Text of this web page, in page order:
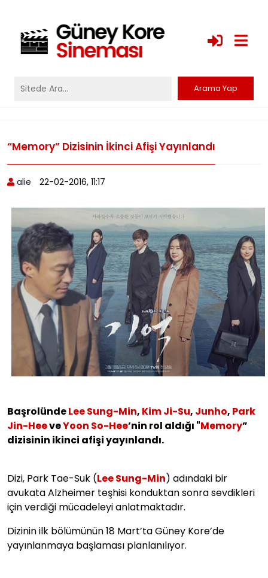
“Memory” Dizisinin İkinci Afişi Yayınlandı
alie 22-02-2016, 11:17
BaşrolündeLee Sung-Min, Kim Ji-Su, Junho, Park
Jin-HeeveYoon So-Hee’nin rol aldığı "Memory”
dizisinin ikinci afişi yayınlandı.
Dizi, Park Tae-Suk (Lee Sung-Min) adındaki bir
avukata Alzheimer teşhisi konduktan sonra sevdikleri
için verdiği mücadeleyi anlatmaktadır.
Dizinin ilk bölümünün 18 Mart’ta Güney Kore’de
yayınlanmaya başlaması planlanılıyor.